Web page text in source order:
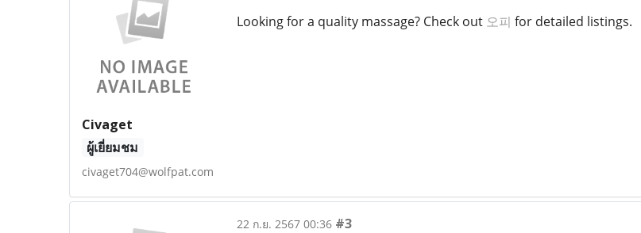
Civaget
ผู้เยี่ยมชม
civaget704@wolfpat.com
Looking for a quality massage? Check out 오피 for detailed listings.
22 ก.ย. 2567 00:36 #3